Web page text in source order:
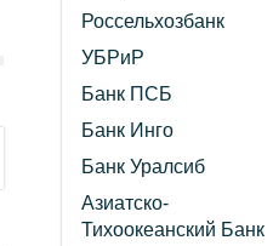
Россельхозбанк
УБРиР
Банк ПСБ
Банк Инго
Банк Уралсиб
Азиатско-
Тихоокеанский Банк